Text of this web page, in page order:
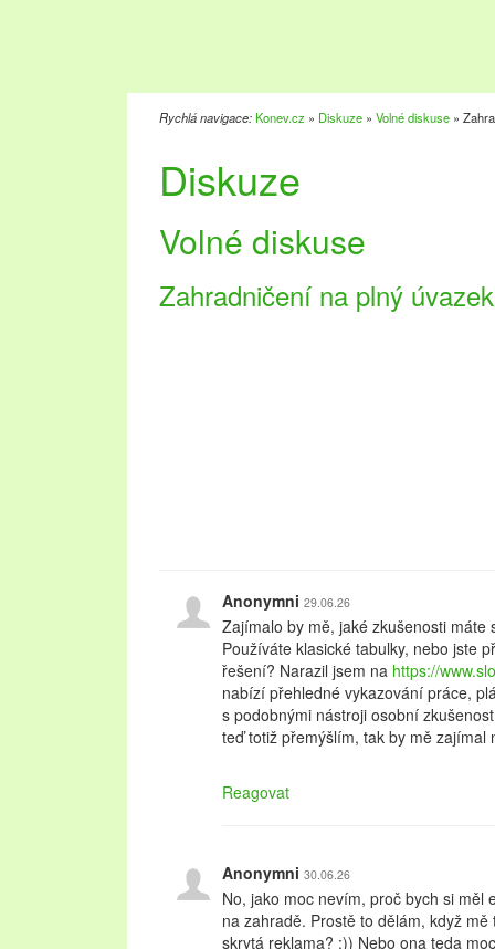
Rychlá navigace:Konev.cz » Diskuze » Volné diskuse »
Diskuze
Volné diskuse
Zahradničení na plný úvazek
Anonymni 29.06.26
Zajímalo by mě, jaké zkušenosti máte
Používáte klasické tabulky, nebo jste
řešení? Narazil jsem na https://
nabízí přehledné vykazování práce,
s podobnými nástroji osobní
teď totiž přemýšlím, tak by mě zajímal
Reagovat
Anonymni 30.06.26
No, jako moc nevím, proč bych si měl
na zahradě. Prostě to dělám, když
skrytá reklama? :)) Nebo ona teda